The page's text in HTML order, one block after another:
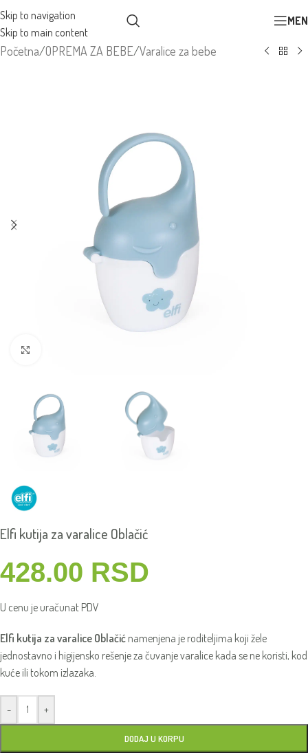
Skip to navigation
Skip to main content
Početna/OPREMA ZA BEBE/Varalice za bebe
Elfi kutija za varalice Oblačić
428.00 RSD
U cenu je uračunat PDV
Elfi kutija za varalice Oblačić namenjena je roditeljima koji žele
jednostavno i higijensko rešenje za čuvanje varalice kada se ne koristi, kod
kuće ili tokom izlazaka.
- +
DODAJ U KORPU